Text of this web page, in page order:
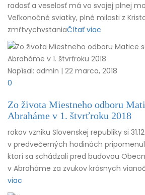
radosť a veselosť má vo svojej plnej
Veľkonočné sviatky, plné milosti z
zmŕtvychvstaniaČítať viac
Napísal: admin | 22 marca, 2018
0
Zo života Miestneho odboru
Abraháme v 1. štvrťroku 2018
rokov vzniku Slovenskej republiky si
v predvečerných hodinách
ktorí sa schádzali pred budovou
v Abraháme za zvukov krásnych
viac